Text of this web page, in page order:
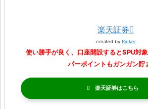
楽天証券
created by Rinker
使い勝手が良く、口座開設するとSPU対
パーポイントもガンガン貯
楽天証券